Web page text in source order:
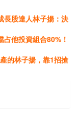
長股達人林子揚：決
他投資組合80%！
的林子揚，靠1招搶